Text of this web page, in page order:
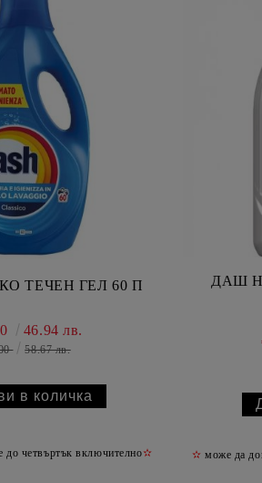
ТЕЧЕН ГЕЛ 60 П
46.94 лв.
58.67 лв.
до четвъртък включително✫
ДАШ
✫ може да